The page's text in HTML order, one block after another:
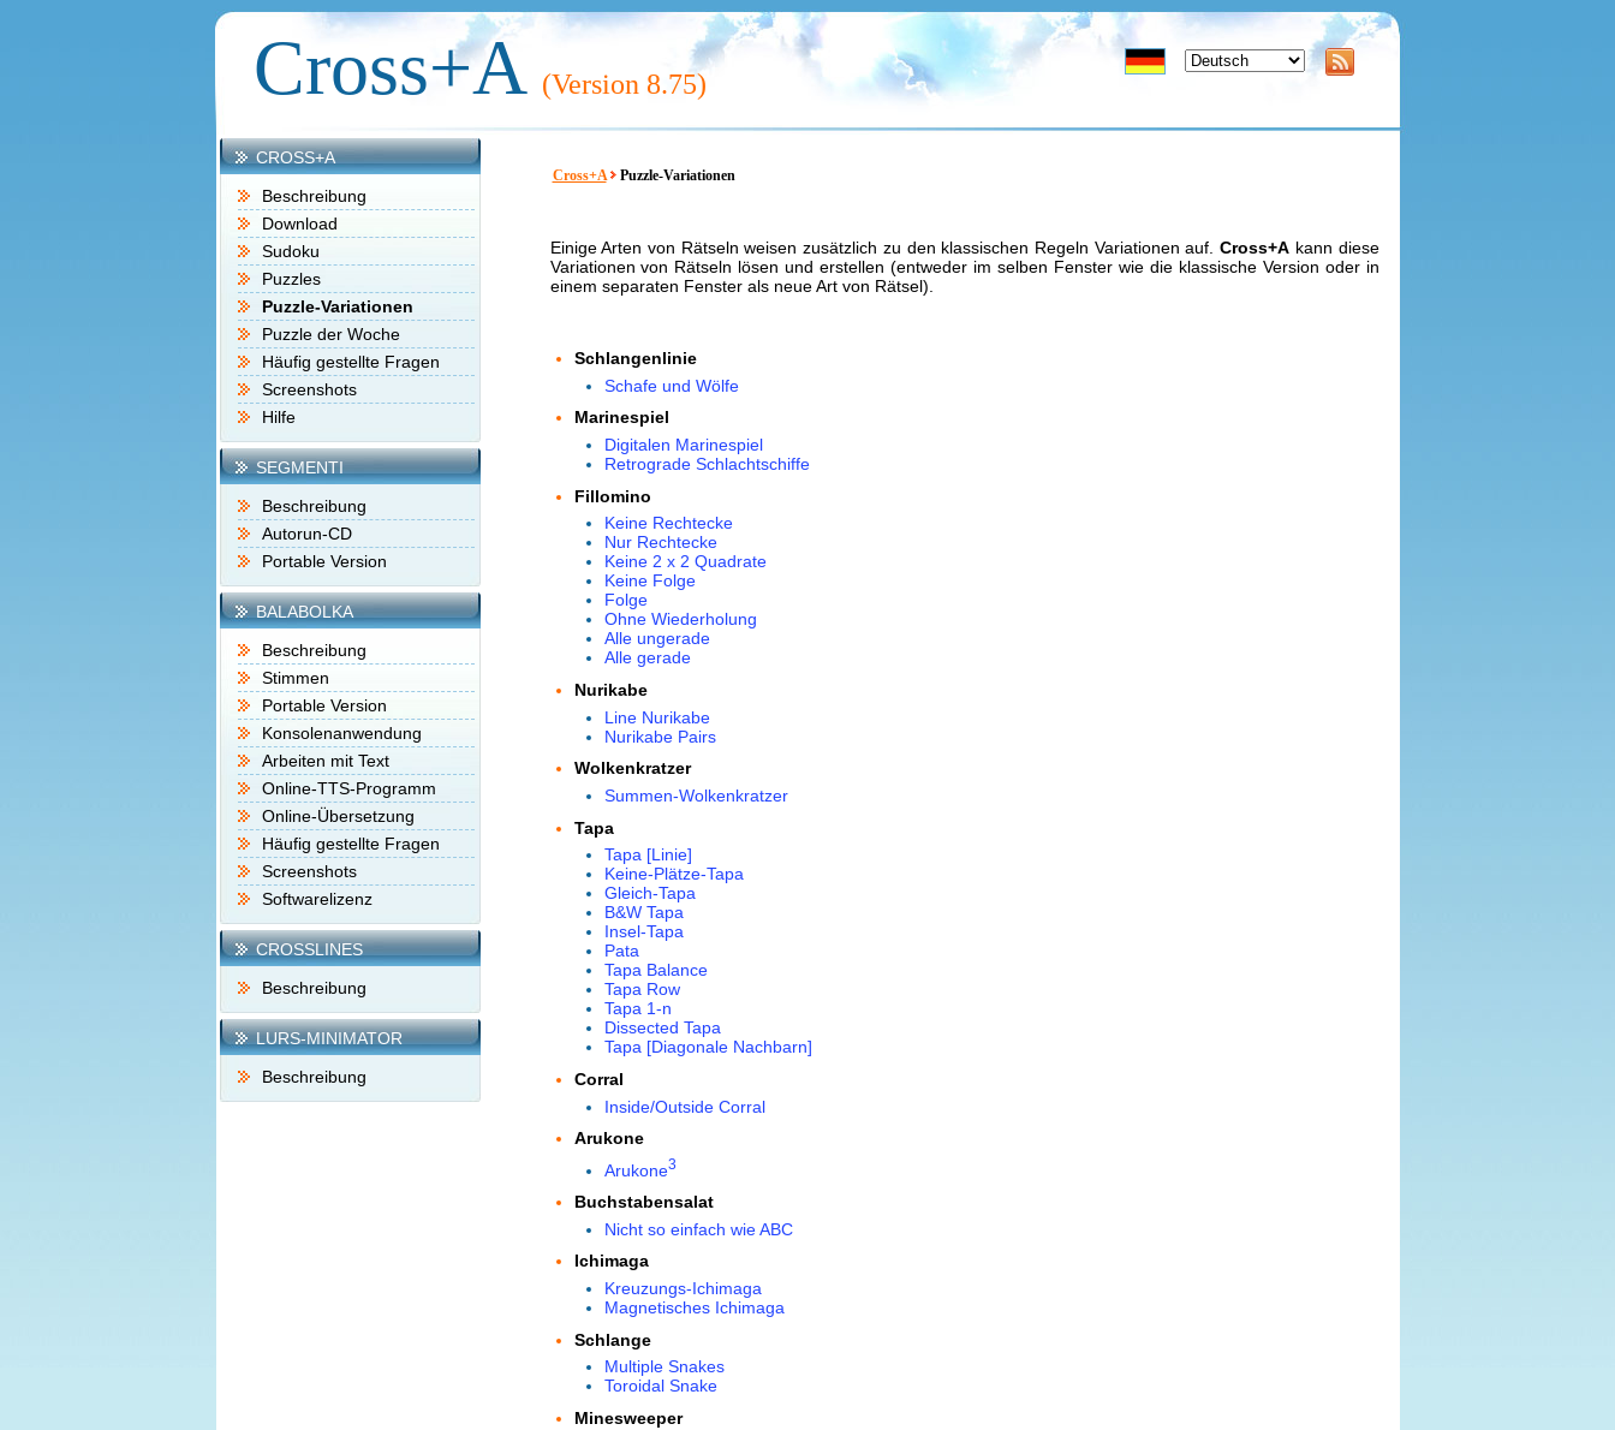
Cross+A (Version 8.75)
CROSS+A
Beschreibung
Download
Sudoku
Puzzles
Puzzle-Variationen
Puzzle der Woche
Häufig gestellte Fragen
Screenshots
Hilfe
SEGMENTI
Beschreibung
Autorun-CD
Portable Version
BALABOLKA
Beschreibung
Stimmen
Portable Version
Konsolenanwendung
Arbeiten mit Text
Online-TTS-Programm
Online-Übersetzung
Häufig gestellte Fragen
Screenshots
Softwarelizenz
CROSSLINES
Beschreibung
LURS-MINIMATOR
Beschreibung
Cross+A Puzzle-Variationen
Einige Arten von Rätseln weisen zusätzlich zu den klassischen Regeln Variationen auf.Cross+A kann diese
Variationen von Rätseln lösen und erstellen (entweder im selben Fenster wie die klassische Version oder in
einem separaten Fenster als neue Art von Rätsel).
Schlangenlinie
Schafe und Wölfe
Marinespiel
Digitalen Marinespiel
Retrograde Schlachtschiffe
Fillomino
Keine Rechtecke
Nur Rechtecke
Keine 2 x 2 Quadrate
Keine Folge
Folge
Ohne Wiederholung
Alle ungerade
Alle gerade
Nurikabe
Line Nurikabe
Nurikabe Pairs
Wolkenkratzer
Summen-Wolkenkratzer
Tapa
Tapa [Linie]
Keine-Plätze-Tapa
Gleich-Tapa
B&W Tapa
Insel-Tapa
Pata
Tapa Balance
Tapa Row
Tapa 1-n
Dissected Tapa
Tapa [Diagonale Nachbarn]
Corral
Inside/Outside Corral
Arukone
Arukone3
Buchstabensalat
Nicht so einfach wie ABC
Ichimaga
Kreuzungs-Ichimaga
Magnetisches Ichimaga
Schlange
Multiple Snakes
Toroidal Snake
Minesweeper